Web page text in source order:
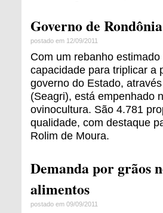
Governo de
postado em 12/09/2011
Com um rebanho
capacidade para triplicar a
governo do Estado,
(Seagri), está empenhado
ovinocultura. São 4.781
qualidade, com destaque
Rolim de Moura.
Demanda por grãos
alimentos
postado em 09/09/2011